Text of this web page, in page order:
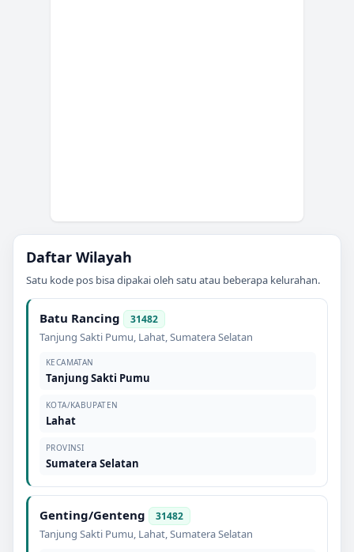
Daftar Wilayah
Satu kode pos bisa dipakai oleh satu atau beberapa kelurahan.
Batu Rancing 31482
Tanjung Sakti Pumu, Lahat,Sumatera Selatan
KECAMATAN
Tanjung Sakti Pumu
KOTA/KABUPATEN
Lahat
PROVINSI
Sumatera Selatan
Genting/Genteng 31482
Tanjung Sakti Pumu, Lahat,Sumatera Selatan